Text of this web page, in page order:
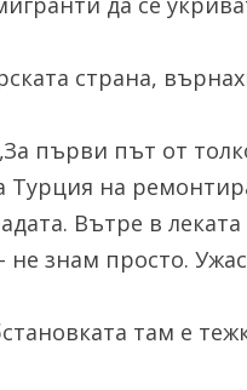
страна,
първи път от
Турция на
Вътре в
не знам просто.
там е